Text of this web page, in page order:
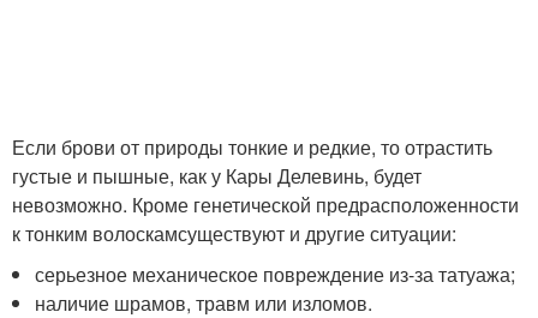
Если брови от природы тонкие и редкие, то отрастить
густые и пышные, как у Кары Делевинь, будет
невозможно. Кроме генетической предрасположенности
к тонким волоскамсуществуют и другие ситуации:
серьезное механическое повреждение из-за татуажа;
наличие шрамов, травм или изломов.